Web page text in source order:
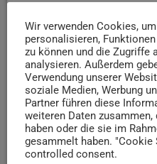
Erkenntnissen war ein
auf der A64 im Bereich der
der Fahrtrichtung
Verkehrsteilnehmer wurde
mutmaßliche Geisterfahrer
werden und stand
Weiterhin kam es im
Kohlenstraße gestern
Verkehrsunfall. Ein
Wir verwenden Cookies,
personalisieren,
zu können und die Zugriffe
analysieren. Außerdem
Verwendung unserer
soziale Medien, Werbung
Partner führen diese
weiteren Daten
haben oder die sie im
gesammelt haben. "Cookie
controlled consent.